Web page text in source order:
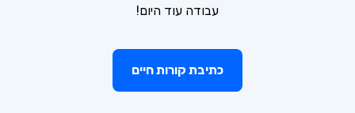
עבודה עוד היום!
כתיבת קורות חיים